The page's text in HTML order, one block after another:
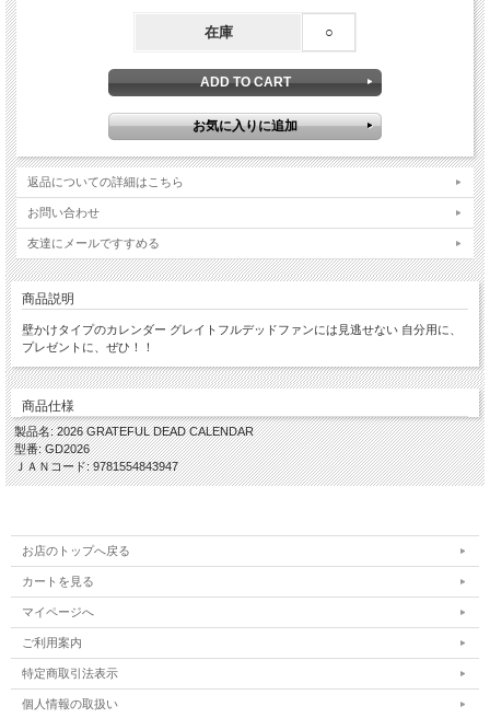
在庫 ○
返品についての詳細はこちら
お問い合わせ
友達にメールですすめる
商品説明
壁かけタイプのカレンダー グレイトフルデッドファンには見逃せない 自分用に、
プレゼントに、ぜひ！！
商品仕様
製品名: 2026 GRATEFUL DEAD CALENDAR
型番: GD2026
ＪＡＮコード: 9781554843947
お店のトップへ戻る
カートを見る
マイページへ
ご利用案内
特定商取引法表示
個人情報の取扱い